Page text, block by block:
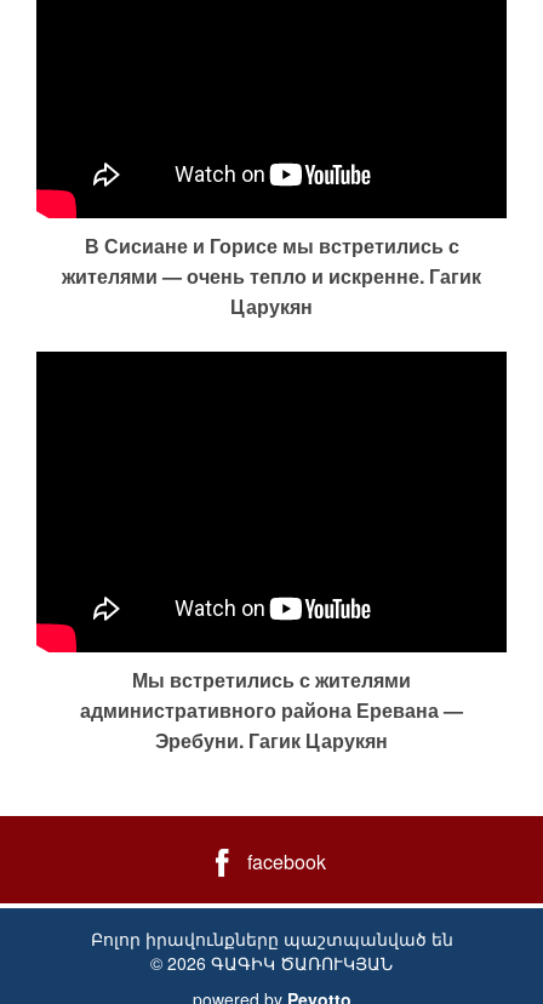
В Сисиане и Горисе мы встретились с
жителями — очень тепло и искренне. Гагик
Царукян
Мы встретились с жителями
административного района Еревана —
Эребуни. Гагик Царукян
facebook
Բոլոր իրավունքները պաշտպանված են
© 2026 ԳԱԳԻԿ ԾԱՌՈՒԿՅԱՆ